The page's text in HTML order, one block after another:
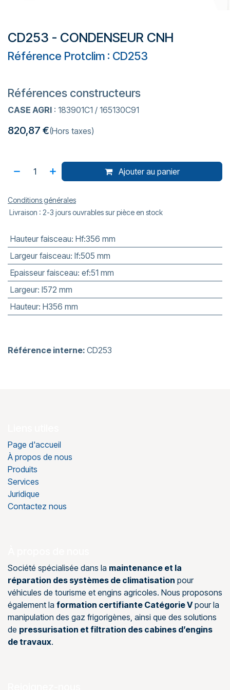
CD253 - CONDENSEUR CNH
Référence Protclim : CD253
Références constructeurs
CASE AGRI : 183901C1 / 165130C91
820,87 €(Hors taxes)
Ajouter au panier
Conditions générales
Livraison : 2-3 jours ouvrables sur pièce en stock
Hauteur faisceau: Hf:356 mm
Largeur faisceau: lf:505 mm
Epaisseur faisceau: ef:51 mm
Largeur: l572 mm
Hauteur: H356 mm
Référence interne: CD253
Page d'accueil
À propos de nous
Produits
Services
Juridique
Contactez nous
Société spécialisée dans la maintenance et la
réparation des systèmes de climatisation pour
véhicules de tourisme et engins agricoles. Nous proposons
également la formation certifiante Catégorie Vpour la
manipulation des gaz frigorigènes, ainsi que des solutions
de pressurisation et filtration des cabines d’engins
de travaux.